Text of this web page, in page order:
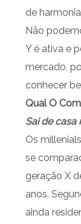
de
Não
Y é ativa e
mercado,
conhecer
Qual O
Sai de casa
Os
se
geração X
anos.
ainda